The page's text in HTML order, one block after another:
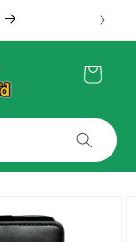
Winkelwagen